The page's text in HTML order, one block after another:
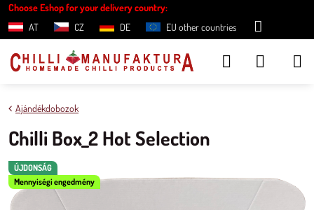
Choose Eshop for your delivery country:
AT
CZ DE EU other countries
ÚJDONSÁG
Mennyiségi engedmény
Ajándékdobozok
Chilli Box_2 Hot Selection